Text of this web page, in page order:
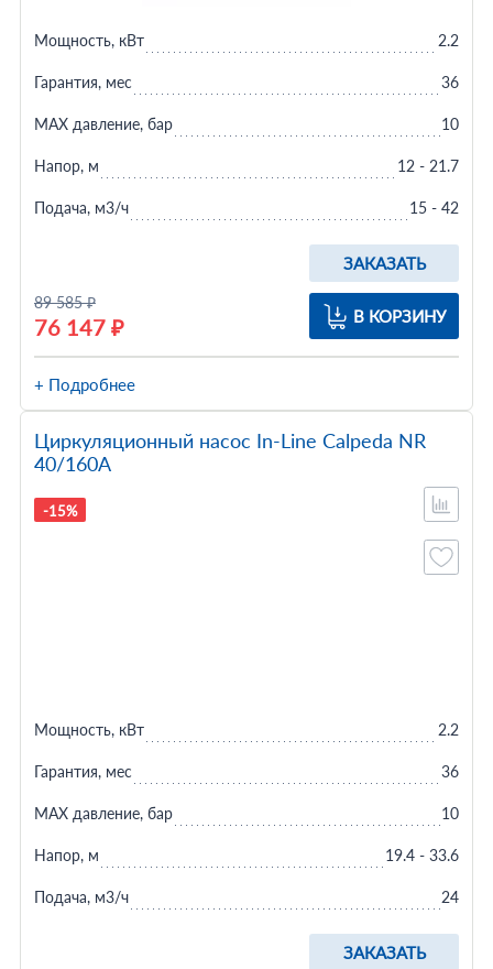
89 585 ₽
76 147 ₽
ЗАКАЗАТЬ
В КОРЗИНУ
Мощность, кВт 2.2
Гарантия, мес 36
MAX давление, бар 10
Напор, м 12 - 21.7
Подача, м3/ч 15 - 42
+ Подробнее
Циркуляционный насос In-Line Calpeda NR
40/160A
-15%
ЗАКАЗАТЬ
Мощность, кВт 2.2
Гарантия, мес 36
MAX давление, бар 10
Напор, м 19.4 - 33.6
Подача, м3/ч 24